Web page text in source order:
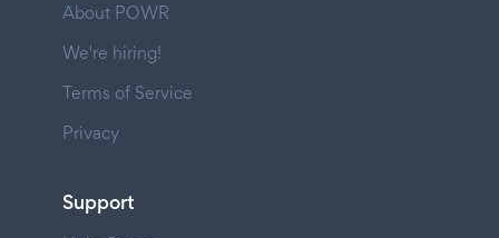
About POWR
We're hiring!
Terms of Service
Privacy
Support